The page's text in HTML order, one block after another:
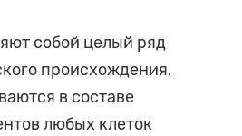
собой целый ряд
происхождения,
в составе
любых клеток